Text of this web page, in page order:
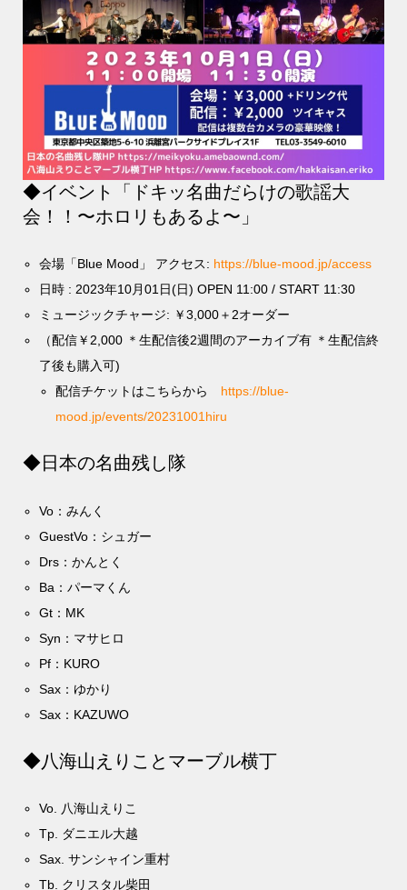
◆イベント「ドキッ名曲だらけの歌謡大
会！！〜ホロリもあるよ〜」
会場「Blue Mood」 アクセス: https://blue-mood.jp/access
日時 : 2023年10月01日(日) OPEN 11:00 / START 11:30
ミュージックチャージ: ￥3,000＋2オーダー
（配信￥2,000 ＊生配信後2週間のアーカイブ有 ＊生配信終
了後も購入可)
配信チケットはこちらから https://blue-
mood.jp/events/20231001hiru
◆日本の名曲残し隊
Vo：みんく
GuestVo：シュガー
Drs：かんとく
Ba：パーマくん
Gt：MK
Syn：マサヒロ
Pf：KURO
Sax：ゆかり
Sax：KAZUWO
◆八海山えりことマーブル横丁
Vo. 八海山えりこ
Tp. ダニエル大越
Sax. サンシャイン重村
Tb. クリスタル柴田